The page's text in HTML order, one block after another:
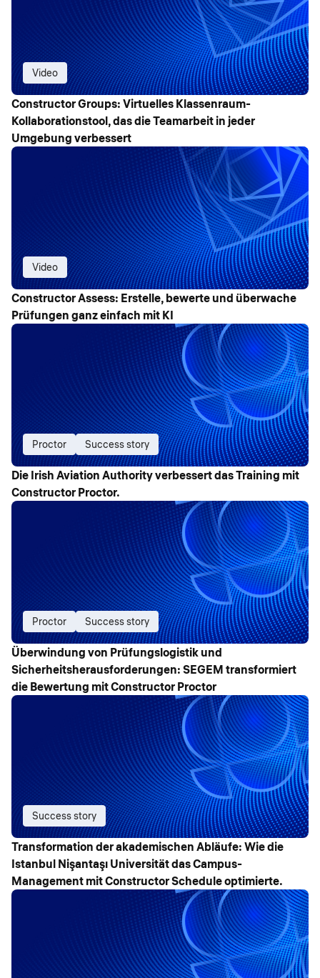
Video
Constructor Groups: Virtuelles Klassenraum-
Kollaborationstool, das die Teamarbeit in jeder
Umgebung verbessert
Video
Constructor Assess: Erstelle, bewerte und überwache
Prüfungen ganz einfach mit KI
Proctor Success story
Die Irish Aviation Authority verbessert das Training mit
Constructor Proctor.
Proctor Success story
Überwindung von Prüfungslogistik und
Sicherheitsherausforderungen: SEGEM transformiert
die Bewertung mit Constructor Proctor
Success story
Transformation der akademischen Abläufe: Wie die
Istanbul Nişantaşı Universität das Campus-
Management mit Constructor Schedule optimierte.